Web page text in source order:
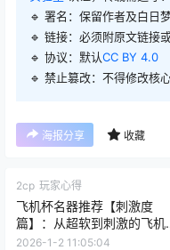
🔹 署名：保留作者及白日
🔹 链接：必须附原文链接
🔹 协议：默认CC BY 4.0
🔹 禁止篡改：不得修改核
海报分享 收藏
2cp 玩家心得
飞机杯名器推荐【刺激度
篇】：从超软到刺激的飞机
品牌清单（11月更）
2026-1-2 11:05:04